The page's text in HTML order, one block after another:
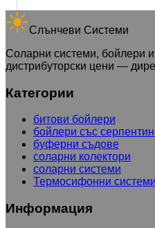
Слънчеви Системи
Соларни системи, бойлери
дистрибуторски цени —
Категории
битови бойлери
бойлери със
буферни съдове
соларни колектори
соларни системи
Термосифонни системи
Информация